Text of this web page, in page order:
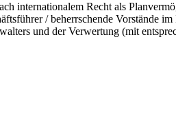
internationalem Recht als
/ beherrschende Vorstände
und der Verwertung (mit